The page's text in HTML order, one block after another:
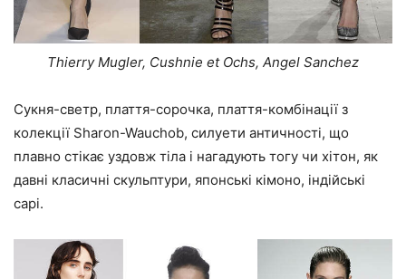
Thierry Mugler, Cushnie et Ochs, Angel Sanchez
Сукня-светр, плаття-сорочка, плаття-комбінації з
колекції Sharon-Wauchob, силуети античності, що
плавно стікає уздовж тіла і нагадують тогу чи хітон, як
давні класичні скульптури, японські кімоно, індійські
сарі.